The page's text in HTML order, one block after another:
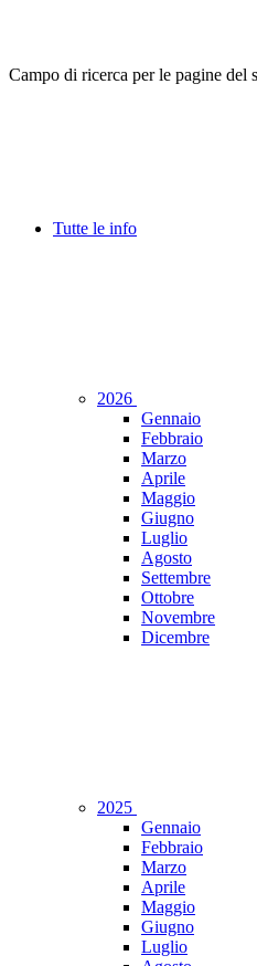
Campo di ricerca per le pagine del
Tutte le info
2026
Gennaio
Febbraio
Marzo
Aprile
Maggio
Giugno
Luglio
Agosto
Settembre
Ottobre
Novembre
Dicembre
2025
Gennaio
Febbraio
Marzo
Aprile
Maggio
Giugno
Luglio